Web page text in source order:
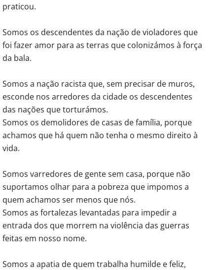
praticou.
Somos os descendentes da nação de violadores que
foi fazer amor para as terras que colonizámos à força
da bala.
Somos a nação racista que, sem precisar de muros,
esconde nos arredores da cidade os descendentes
das nações que torturámos.
Somos os demolidores de casas de família, porque
achamos que há quem não tenha o mesmo direito à
vida.
Somos varredores de gente sem casa, porque não
suportamos olhar para a pobreza que impomos a
quem achamos ser menos que nós.
Somos as fortalezas levantadas para impedir a
entrada dos que morrem na violência das guerras
feitas em nosso nome.
Somos a apatia de quem trabalha humilde e feliz,